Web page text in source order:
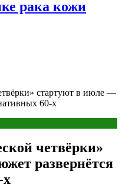
рака кожи
стартуют в июле —
60-х
четвёрки»
развернётся
х